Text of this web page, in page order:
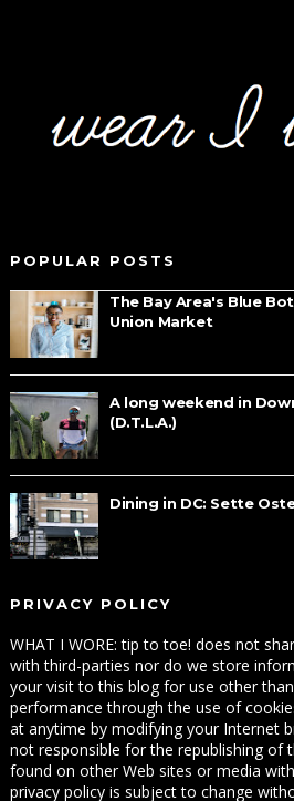
POPULAR POSTS
The Bay Area's Blue
Union Market
A long weekend in
(D.T.L.A.)
Dining in DC: Sette
PRIVACY POLICY
WHAT I WORE: tip to toe! does not
with third-parties nor do we store
your visit to this blog for use other
performance through the use of
at anytime by modifying your Internet
not responsible for the republishing of
found on other Web sites or media
privacy policy is subject to change